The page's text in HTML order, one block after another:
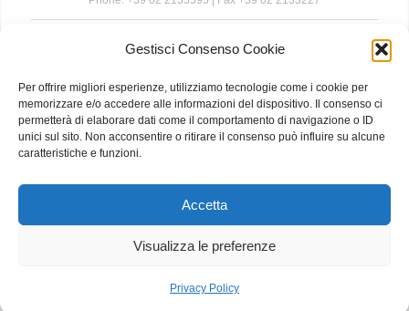
Gestisci Consenso Cookie
Per offrire migliori esperienze, utilizziamo tecnologie come i cookie per
memorizzare e/o accedere alle informazioni del dispositivo. Il consenso ci
permetterà di elaborare dati come il comportamento di navigazione o ID
unici sul sito. Non acconsentire o ritirare il consenso può influire su alcune
caratteristiche e funzioni.
Accetta
Visualizza le preferenze
Privacy Policy
The information contained in this website is for general information
while we endeavour to keep the information up to date and correct, we
make no representations or warranties of any kind, express or implied,
about the completeness, accuracy, reliability, suitability or availability
with respect to the website or the information, products, services, or
related graphics contained on the website for any purpose. Any
|Contact|Privacy and Cookie Policy